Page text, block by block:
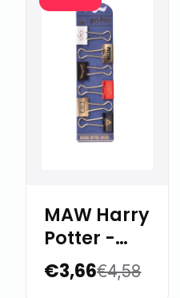
MAW Harry
Potter -
Binder
Clips 25
€3,66€4,58